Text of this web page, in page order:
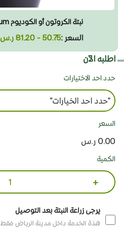
نبتة الكروتون أو الكوديوم Codiaeum variegatum
السعر :50.75 - 81.20 ر.س
اطلبه الآن
حدد احد الاختيارات
السعر
0.00 ر.س
الكمية
+
يرجى زراعة النبتة بعد التوصيل
هذة الخدمة داخل مدينة الرياض فقط